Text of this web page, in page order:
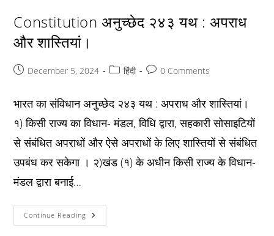
Constitution अनुच्छेद २४३ यथ : अपराध
और शास्तियां।
PostDecember 5, 2024
Postहिंदी
Post0 Comments
भारत का संविधान अनुच्छेद २४३ यथ : अपराध और शास्तियां।
१) किसी राज्य का विधान- मंडल, विधि द्वारा, सहकारी सोसाइटियों
से संबंधित अपराधों और ऐसे अपराधों के लिए शास्तियों से संबंधित
उपबंध कर सकेगा । २)खंड (१) के अधीन किसी राज्य के विधान-
मंडल द्वारा बनाई…
Continue Reading Constitution
अनुच्छेद